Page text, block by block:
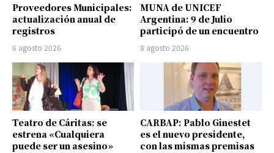
Proveedores Municipales:
actualización anual de
registros
6 agosto 2026
MUNA de UNICEF
Argentina: 9 de Julio
participó de un encuentro
8 agosto 2026
Teatro de Cáritas: se
estrena «Cualquiera
puede ser un asesino»
CARBAP: Pablo Ginestet
es el nuevo presidente,
con las mismas premisas